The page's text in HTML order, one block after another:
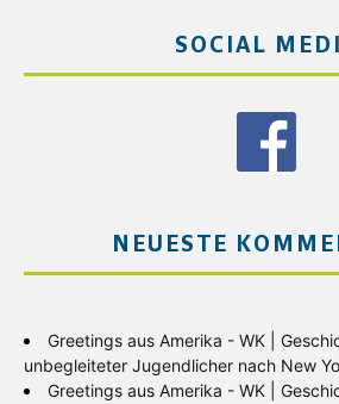
SOCIAL
NEUESTE
Greetings aus Amerika - WK |
unbegleiteter Jugendlicher nach New
Greetings aus Amerika - WK |